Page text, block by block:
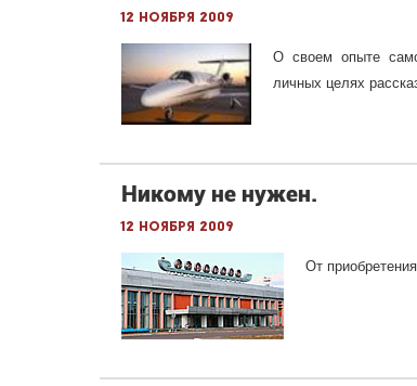
12 ноября 2009
О своем опыте
личных целях
Никому не нужен.
12 ноября 2009
От